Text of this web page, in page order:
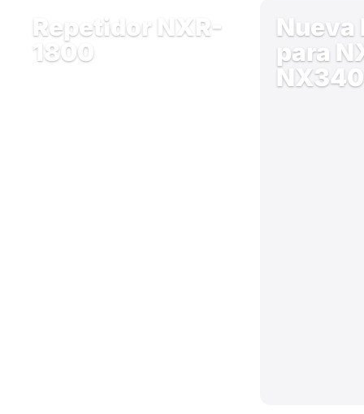
Repetidor NXR-
1800
para
NX340